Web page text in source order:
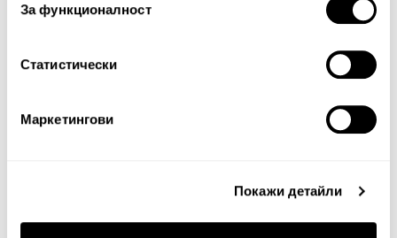
За функционалност
Статистически
Маркетингови
Покажи детайли
Забележка: HTML не се поддържа!
Най-висока